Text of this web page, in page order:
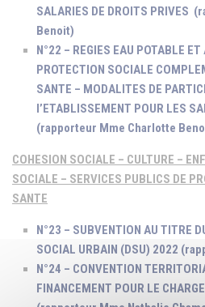
SALARIES DE DROITS PRIVES
Benoit)
N°22 – REGIES EAU POTABLE
PROTECTION SOCIALE
SANTE – MODALITES DE
l’ETABLISSEMENT POUR LES
(rapporteur Mme Charlotte
COHESION SOCIALE – CULTURE –
SOCIALE – SERVICES PUBLICS DE
SANTE
N°23 – SUBVENTION AU TITRE
SOCIAL URBAIN (DSU) 2022
N°24 – CONVENTION
FINANCEMENT POUR LE